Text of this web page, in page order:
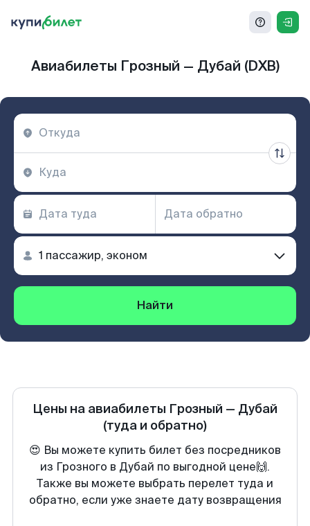
Авиабилеты Грозный — Дубай (DXB)
Найти
Цены на авиабилеты Грозный — Дубай
(туда и обратно)
😍 Вы можете купить билет без посредников
из Грозного в Дубай по выгодной цене🙌.
Также вы можете выбрать перелет туда и
обратно, если уже знаете дату возвращения